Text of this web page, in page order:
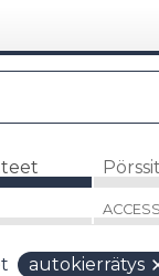
autokierrätys